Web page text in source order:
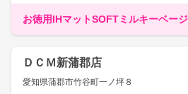
お徳用IHマットSOFTミルキーベー
ＤＣＭ新蒲郡店
愛知県蒲郡市竹谷町一ノ坪８